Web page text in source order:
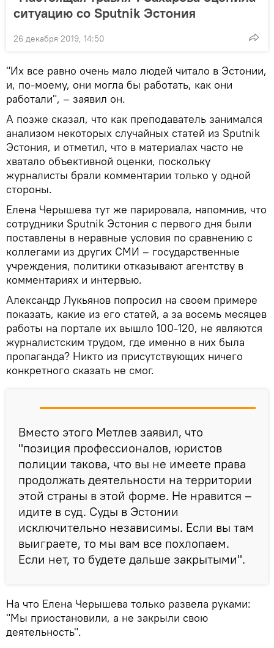
ситуацию со Sputnik Эстония
26 декабря 2019, 14:50
"Их все равно очень мало людей читало в Эстонии,
и, по-моему, они могла бы работать, как они
работали", – заявил он.
А позже сказал, что как преподаватель занимался
анализом некоторых случайных статей из Sputnik
Эстония, и отметил, что в материалах часто не
хватало объективной оценки, поскольку
журналисты брали комментарии только у одной
стороны.
Елена Черышева тут же парировала, напомнив, что
сотрудники Sputnik Эстония с первого дня были
поставлены в неравные условия по сравнению с
коллегами из других СМИ – государственные
учреждения, политики отказывают агентству в
комментариях и интервью.
Александр Лукьянов попросил на своем примере
показать, какие из его статей, а за восемь месяцев
работы на портале их вышло 100-120, не являются
журналистским трудом, где именно в них была
пропаганда? Никто из присутствующих ничего
конкретного сказать не смог.
Вместо этого Метлев заявил, что
"позиция профессионалов, юристов
полиции такова, что вы не имеете права
продолжать деятельности на территории
этой страны в этой форме. Не нравится –
идите в суд. Суды в Эстонии
исключительно независимы. Если вы там
выиграете, то мы вам все похлопаем.
Если нет, то будете дальше закрытыми".
На что Елена Черышева только развела руками:
"Мы приостановили, а не закрыли свою
деятельность".